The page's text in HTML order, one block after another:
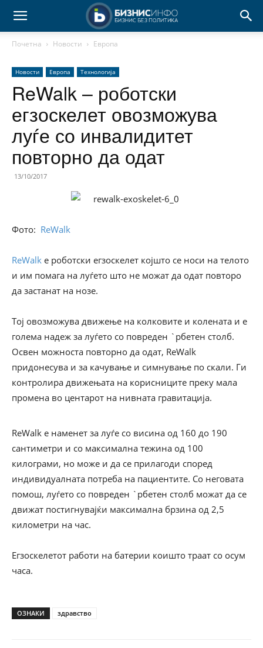
Почетна Новости Европа
Новости Европа Технологија
ReWalk – роботски
егзоскелет овозможува
луѓе со инвалидитет
повторно да одат
13/10/2017
Фото: ReWalk
ReWalk е роботски егзоскелет којшто се носи на телото
и им помага на луѓето што не можат да одат повторо
да застанат на нозе.
Тој овозможува движење на колковите и колената и е
голема надеж за луѓето со повреден `рбетен столб.
Освен можноста повторно да одат, ReWalk
придонесува и за качување и симнување по скали. Ги
контролира движењата на корисниците преку мала
промена во центарот на нивната гравитација.
ReWalk е наменет за луѓе со висина од 160 до 190
сантиметри и со максимална тежина од 100
килограми, но може и да се прилагоди според
индивидуалната потреба на пациентите. Со неговата
помош, луѓето со повреден `рбетен столб можат да се
движат постигнувајќи максимална брзина од 2,5
километри на час.
Егзоскелетот работи на батерии коишто траат со осум
часа.
ОЗНАКИ здравство